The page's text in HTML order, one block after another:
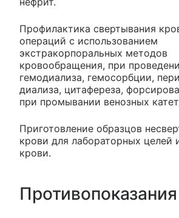
Профилактика свертывания
операций с использованием
экстракорпоральных методов
кровообращения, при
гемодиализа, гемосорбции,
диализа, цитафереза,
при промывании венозных
Приготовление образцов
крови для лабораторных целей
крови.
Противопоказания